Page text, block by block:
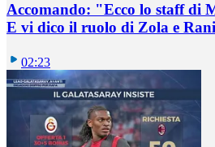
Accomando: "Ecco lo staff di
E vi dico il ruolo di Zola e
02:23